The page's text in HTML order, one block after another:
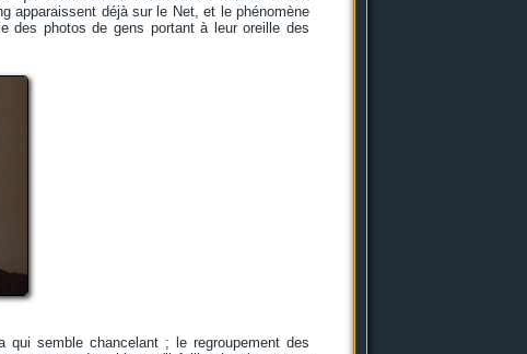
apparaissent déjà sur le Net, et le phénomène
des photos de gens portant à leur oreille des
qui semble chancelant ; le regroupement des